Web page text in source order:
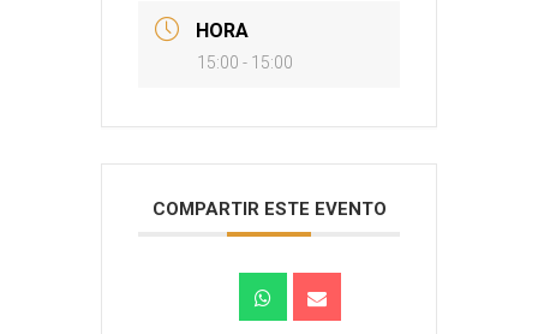
HORA
15:00 - 15:00
COMPARTIR ESTE EVENTO